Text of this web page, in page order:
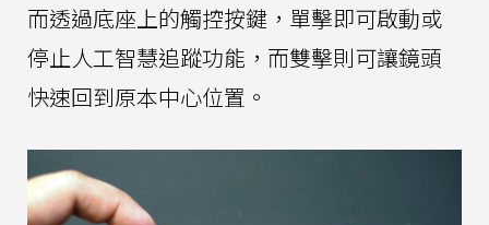
而透過底座上的觸控按鍵，單擊即可啟動或
停止人工智慧追蹤功能，而雙擊則可讓鏡頭
快速回到原本中心位置。